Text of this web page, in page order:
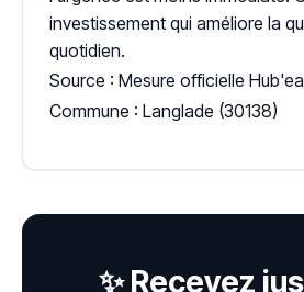
investissement qui améliore la
quotidien.
Source : Mesure officielle
Commune : Langlade (30138)
✨ Recevez